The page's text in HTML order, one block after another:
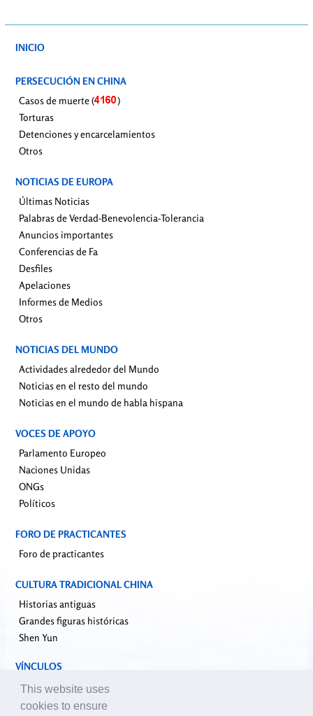
INICIO
PERSECUCIÓN EN CHINA
Casos de muerte (
)
Torturas
Detenciones y encarcelamientos
Otros
NOTICIAS DE EUROPA
Últimas Noticias
Palabras de Verdad-Benevolencia-Tolerancia
Anuncios importantes
Conferencias de Fa
Desfiles
Apelaciones
Informes de Medios
Otros
NOTICIAS DEL MUNDO
Actividades alrededor del Mundo
Noticias en el resto del mundo
Noticias en el mundo de habla hispana
VOCES DE APOYO
Parlamento Europeo
Naciones Unidas
ONGs
Políticos
FORO DE PRACTICANTES
Foro de practicantes
CULTURA TRADICIONAL CHINA
Historias antiguas
Grandes figuras históricas
Shen Yun
VÍNCULOS
falundafa.org
faluninfo.net
This website uses
cookies to ensure